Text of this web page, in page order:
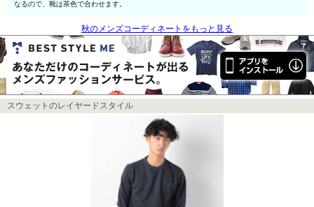
なるので、靴は茶色で合わせます。
秋のメンズコーディネートをもっと見る
スウェットのレイヤードスタイル